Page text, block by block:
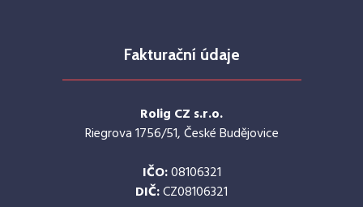
Fakturační údaje
Rolig CZ s.r.o.
Riegrova 1756/51, České Budějovice
IČO:08106321
DIČ:CZ08106321